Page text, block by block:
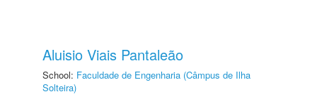
Aluisio Viais Pantaleão
School: Faculdade de Engenharia (Câmpus de Ilha
Solteira)